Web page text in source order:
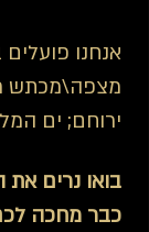
אנחנו
מצפה\מכתש
ירוחם; ים
בואו נרים
כבר מחכה